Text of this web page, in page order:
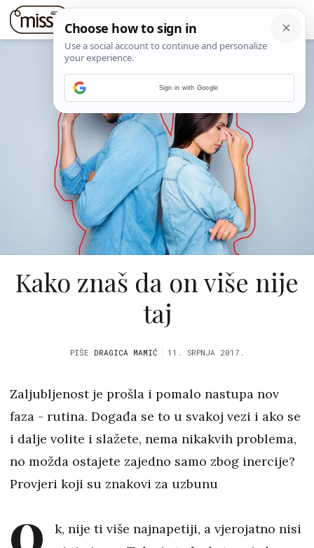
Kako znaš da on više nije
taj
PIŠE DRAGICA MAMIĆ 11. SRPNJA 2017.
Zaljubljenost je prošla i pomalo nastupa nov
faza - rutina. Događa se to u svakoj vezi i ako se
i dalje volite i slažete, nema nikakvih problema,
no možda ostajete zajedno samo zbog inercije?
Provjeri koji su znakovi za uzbunu
k, nije ti više najnapetiji, a vjerojatno nisi
Sign in with Google